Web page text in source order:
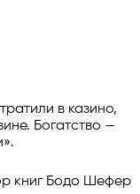
в казино,
Богатство —
книг Бодо Шефер